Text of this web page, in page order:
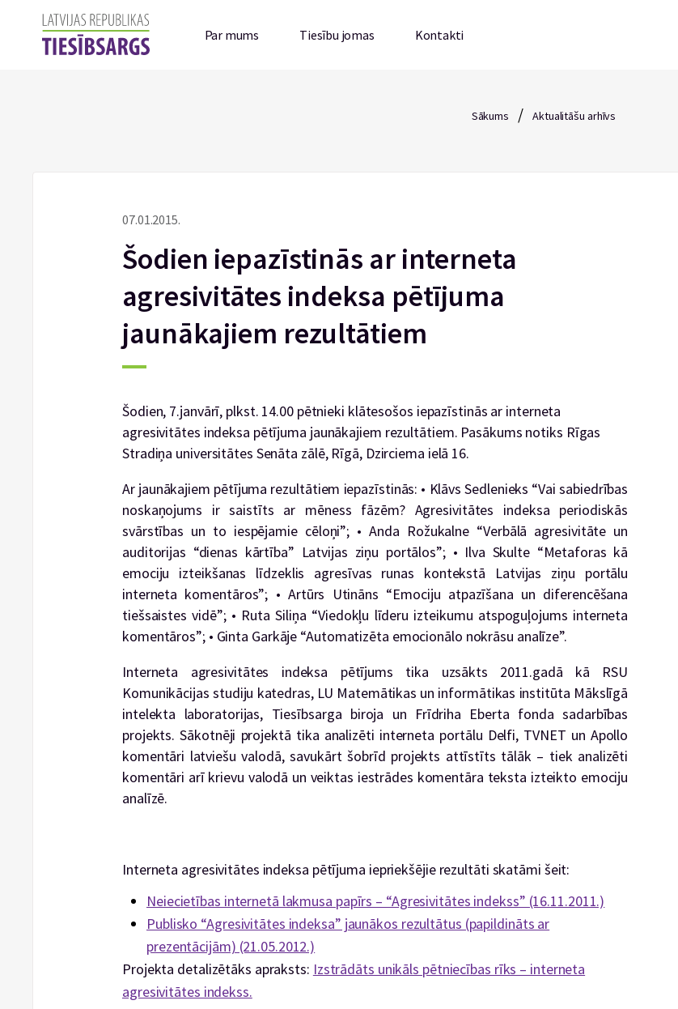
Par mums Tiesību jomas Kontakti
Sākums / Aktualitāšu arhīvs
07.01.2015.
Šodien iepazīstinās ar interneta
agresivitātes indeksa pētījuma
jaunākajiem rezultātiem
Šodien, 7.janvārī, plkst. 14.00 pētnieki klātesošos iepazīstinās ar interneta
agresivitātes indeksa pētījuma jaunākajiem rezultātiem. Pasākums notiks Rīgas
Stradiņa universitātes Senāta zālē, Rīgā, Dzirciema ielā 16.
Ar jaunākajiem pētījuma rezultātiem iepazīstinās: • Klāvs Sedlenieks “Vai sabiedrības
noskaņojums ir saistīts ar mēness fāzēm? Agresivitātes indeksa periodiskās
svārstības un to iespējamie cēloņi”; • Anda Rožukalne “Verbālā agresivitāte un
auditorijas “dienas kārtība” Latvijas ziņu portālos”;• Ilva Skulte “Metaforas kā
emociju izteikšanas līdzeklis agresīvas runas kontekstā Latvijas ziņu portālu
interneta komentāros”; • Artūrs Utināns “Emociju atpazīšana un diferencēšana
tiešsaistes vidē”;• Ruta Siliņa “Viedokļu līderu izteikumu atspoguļojums interneta
komentāros”;• Ginta Garkāje “Automatizēta emocionālo nokrāsu analīze”.
Interneta agresivitātes indeksa pētījums tika uzsākts 2011.gadā kā RSU
Komunikācijas studiju katedras, LU Matemātikas un informātikas institūta Mākslīgā
intelekta laboratorijas, Tiesībsarga biroja un Frīdriha Eberta fonda sadarbības
projekts. Sākotnēji projektā tika analizēti interneta portālu Delfi, TVNET un Apollo
komentāri latviešu valodā, savukārt šobrīd projekts attīstīts tālāk – tiek analizēti
komentāri arī krievu valodā un veiktas iestrādes komentāra teksta izteikto emociju
analīzē.
Interneta agresivitātes indeksa pētījuma iepriekšējie rezultāti skatāmi šeit:
Neiecietības internetā lakmusa papīrs – “Agresivitātes indekss” (16.11.2011.)
Publisko “Agresivitātes indeksa” jaunākos rezultātus (papildināts ar
prezentācijām) (21.05.2012.)
Projekta detalizētāks apraksts: Izstrādāts unikāls pētniecības rīks – interneta
agresivitātes indekss.